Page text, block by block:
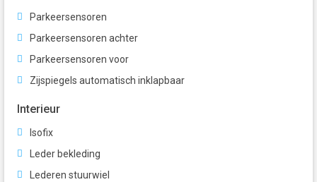
Parkeersensoren
Parkeersensoren achter
Parkeersensoren voor
Zijspiegels automatisch inklapbaar
Interieur
Isofix
Leder bekleding
Lederen stuurwiel